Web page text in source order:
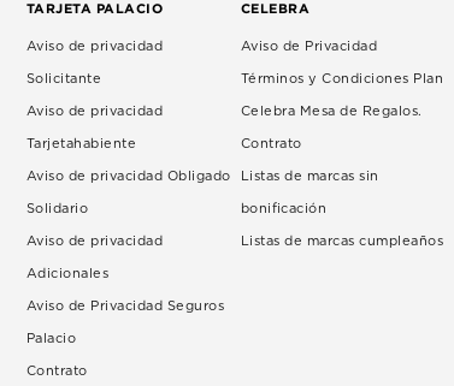
TARJETA PALACIO
Aviso de privacidad
Solicitante
Aviso de privacidad
Tarjetahabiente
Aviso de privacidad Obligado
Solidario
Aviso de privacidad
Adicionales
Aviso de Privacidad Seguros
Palacio
Contrato
CELEBRA
Aviso de Privacidad
Términos y Condiciones Plan
Celebra Mesa de Regalos.
Contrato
Listas de marcas sin
bonificación
Listas de marcas cumpleaños